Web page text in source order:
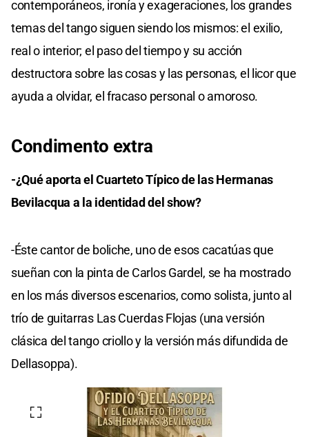
contemporáneos, ironía y exageraciones, los grandes
temas del tango siguen siendo los mismos: el exilio,
real o interior; el paso del tiempo y su acción
destructora sobre las cosas y las personas, el licor que
ayuda a olvidar, el fracaso personal o amoroso.
Condimento extra
-¿Qué aporta el Cuarteto Típico de las Hermanas
Bevilacqua a la identidad del show?
-Éste cantor de boliche, uno de esos cacatúas que
sueñan con la pinta de Carlos Gardel, se ha mostrado
en los más diversos escenarios, como solista, junto al
trío de guitarras Las Cuerdas Flojas (una versión
clásica del tango criollo y la versión más difundida de
Dellasoppa).